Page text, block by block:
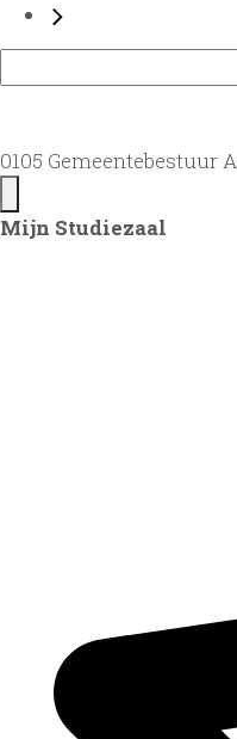
0105 Gemeentebestuur
Mijn Studiezaal